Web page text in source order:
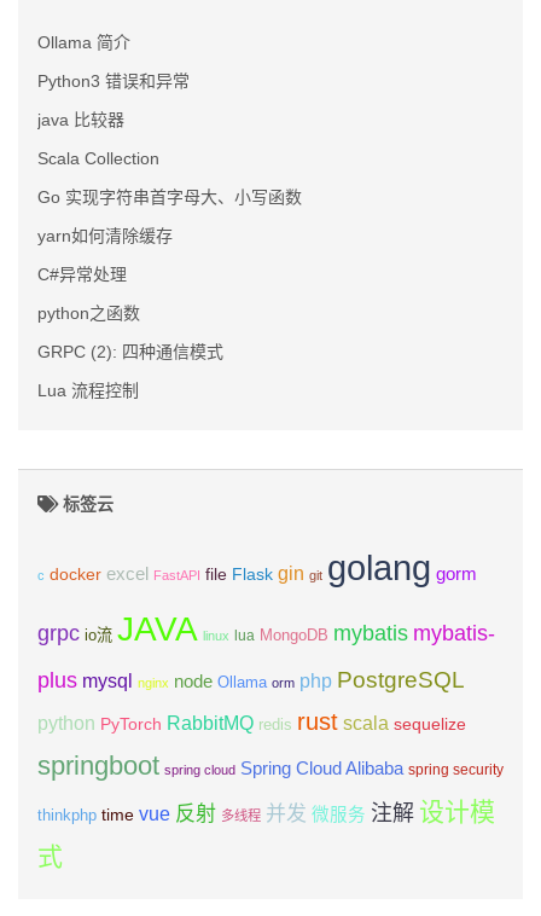
Ollama 简介
Python3 错误和异常
java 比较器
Scala Collection
Go 实现字符串首字母大、小写函数
yarn如何清除缓存
C#异常处理
python之函数
GRPC (2): 四种通信模式‍
Lua 流程控制
标签云
c docker excel FastAPI file Flask gin git golang gorm
grpc io流 JAVA linux lua MongoDB mybatis mybatis-
plus mysql nginx node Ollama orm php PostgreSQL
python PyTorch RabbitMQ redis rust scala sequelize
springboot spring cloud Spring Cloud Alibaba spring security
thinkphp time vue 反射 多线程 并发 微服务 注解 设计模
式